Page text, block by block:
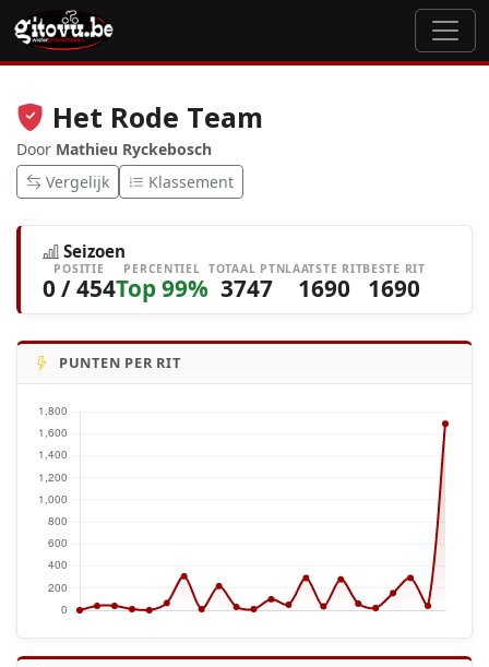
Het Rode Team
Door Mathieu Ryckebosch
Vergelijk
Klassement
Seizoen
POSITIE
0 / 454
PERCENTIEL
Top 99%
TOTAAL PTN
3747
LAATSTE RIT
1690
BESTE RIT
1690
PUNTEN PER RIT